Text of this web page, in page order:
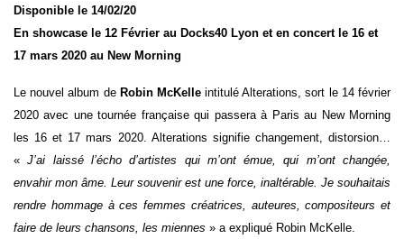
Disponible le 14/02/20
En showcase le 12 Février au Docks40 Lyon et en concert le 16 et
17 mars 2020 au New Morning
Le nouvel album de Robin McKelleintitulé Alterations, sort le 14 février
2020 avec une tournée française qui passera à Paris au New Morning
les 16 et 17 mars 2020. Alterations signifie changement, distorsion…
«J’ai laissé l’écho d’artistes qui m’ont émue, qui m’ont changée,
envahir mon âme. Leur souvenir est une force, inaltérable. Je souhaitais
rendre hommage à ces femmes créatrices, auteures, compositeurs et
faire de leurs chansons, les miennes » a expliqué Robin McKelle.